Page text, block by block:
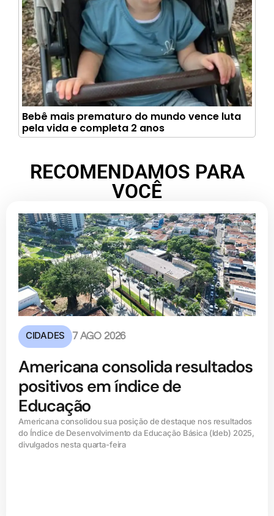
Bebê mais prematuro do mundo vence luta
pela vida e completa 2 anos
RECOMENDAMOS PARA
VOCÊ
CIDADES 7 AGO 2026
Americana consolida resultados
positivos em índice de
Educação
Americana consolidou sua posição de destaque nos resultados
do Índice de Desenvolvimento da Educação Básica (ldeb) 2025,
divulgados nesta quarta-feira